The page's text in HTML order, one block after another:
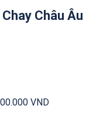
Châu Âu
VND